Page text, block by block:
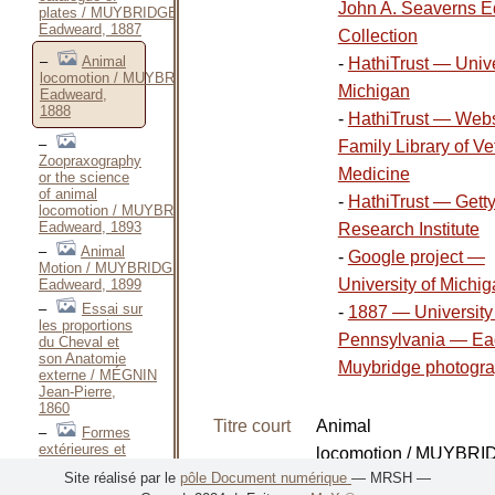
plates / MUYBRIDGE
Eadweard, 1887
Animal
locomotion / MUYBRIDGE
Eadweard,
1888
Zoopraxography
or the science
of animal
locomotion / MUYBRIDGE
Eadweard, 1893
Animal
Motion / MUYBRIDGE
Eadweard, 1899
Essai sur
les proportions
du Cheval et
son Anatomie
externe / MÉGNIN
Jean-Pierre,
1860
Formes
extérieures et
élémentaire du
John A. Seaverns
Collection
- HathiTrust —
Michigan
- HathiTrust —
Family Library of
Medicine
- HathiTrust — Getty
Research Institute
- Google project —
University of
- 1887 — University
Pennsylvania —
Muybridge
Titre court
Animal
locomotion /
Eadweard, 1888
Site réalisé par le pôle Document numérique — MRSH —